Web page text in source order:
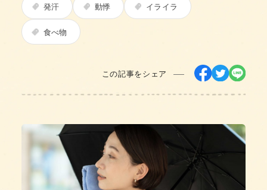
この記事をシェア
発汗 動悸 イライラ
食べ物